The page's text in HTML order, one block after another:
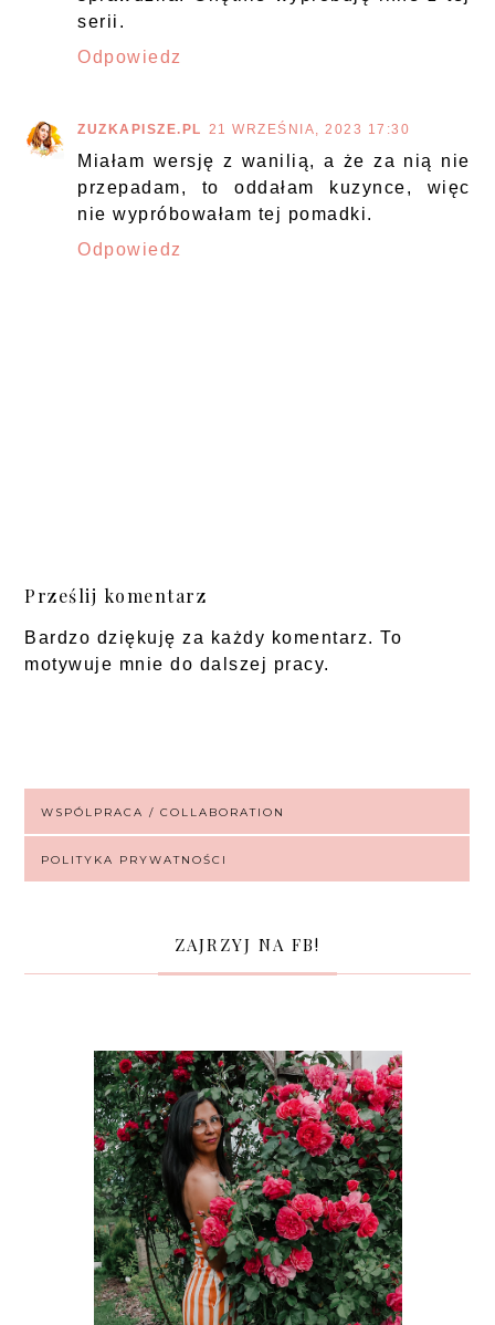
serii.
Odpowiedz
ZUZKAPISZE.PL 21 WRZEŚNIA, 2023 17:30
Miałam wersję z wanilią, a że za nią nie
przepadam, to oddałam kuzynce, więc
nie wypróbowałam tej pomadki.
Odpowiedz
Prześlij komentarz
Bardzo dziękuję za każdy komentarz. To
motywuje mnie do dalszej pracy.
WSPÓLPRACA / COLLABORATION
POLITYKA PRYWATNOŚCI
ZAJRZYJ NA FB!